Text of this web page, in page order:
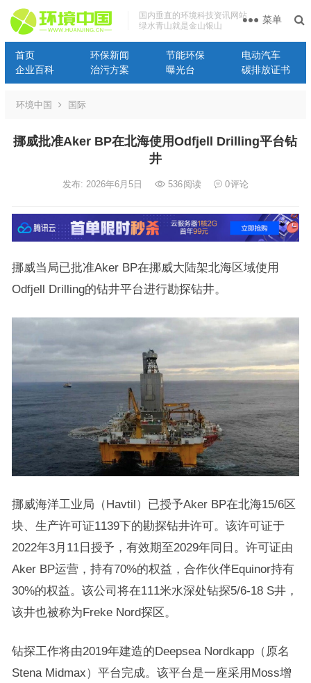
国内垂直的环境科技资讯网站
绿水青山就是金山银山
首页 环保新闻 节能环保
电动汽车
企业百科
治污方案 曝光台 碳排放证书
菜单
环境中国 国际
挪威批准Aker BP在北海使用Odfjell Drilling平台钻
井
发布: 2026年6月5日 536阅读 0评论
挪威当局已批准Aker BP在挪威大陆架北海区域使用
Odfjell Drilling的钻井平台进行勘探钻井。
挪威海洋工业局（Havtil）已授予Aker BP在北海15/6区
块、生产许可证1139下的勘探钻井许可。该许可证于
2022年3月11日授予，有效期至2029年同日。许可证由
Aker BP运营，持有70%的权益，合作伙伴Equinor持有
30%的权益。该公司将在111米水深处钻探5/6-18 S井，
该井也被称为Freke Nord探区。
钻探工作将由2019年建造的Deepsea Nordkapp（原名
Stena Midmax）平台完成。该平台是一座采用Moss增